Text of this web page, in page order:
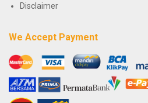
Disclaimer
We Accept Payment